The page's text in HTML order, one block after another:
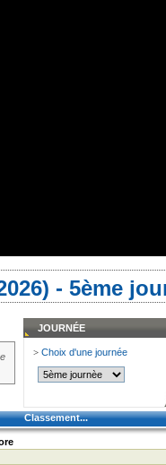
- 5ème
JOURNÉE
> Choix d'une journée
Classement...